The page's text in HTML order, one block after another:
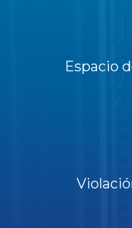
Espacio